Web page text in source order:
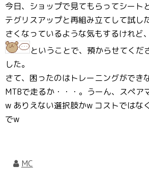
今日、ショップで見てもらってシート
テグリスアップと再組み立てして試し
さくなっているような気もするけれど
ということで、預からせてくだ
した。
さて、困ったのはトレーニングができ
MTBで走るか・・・。うーん、スペア
w ありえない選択肢かw コストではな
でw
MC